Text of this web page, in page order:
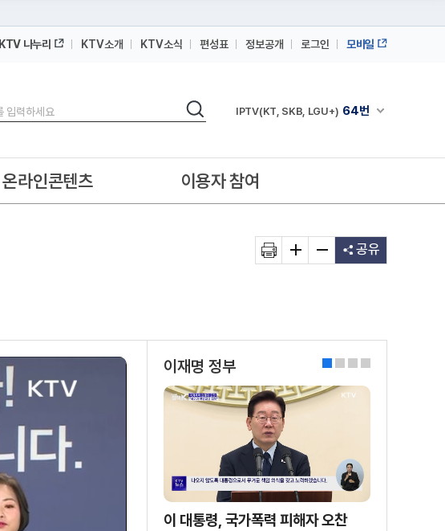
KTV 나누리 KTV소개 KTV소식 편성표 정보공개 로그인 모바일
검색 채널안내 펼쳐
IPTV(KT, SKB, LGU+) 64번
IPTV(KT, SKB, LGU+)
온라인콘텐츠 이용자 참여
공유
이재명 정부 0
1
2
3
이 대통령, 국가폭력 피해자 오찬